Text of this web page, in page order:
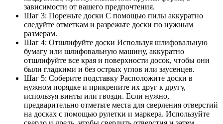
зависимости от вашего предпочтения.
Шаг 3: Порежьте доски С помощью пилы аккуратно
следуйте отметкам и разрежьте доски по нужным
размерам.
Шаг 4: Отшлифуйте доски Используя шлифовальную
бумагу или шлифовальную машину, аккуратно
отшлифуйте все края и поверхности досок, чтобы они
были гладкими и без острых углов или заусенцев.
Шаг 5: Соберите подставку Расположите доски в
нужном порядке и прикрепите их друг к другу,
используя винты или гвозди. Если нужно,
предварительно отметьте места для сверления отверстий
на досках с помощью рулетки и маркера. Используйте